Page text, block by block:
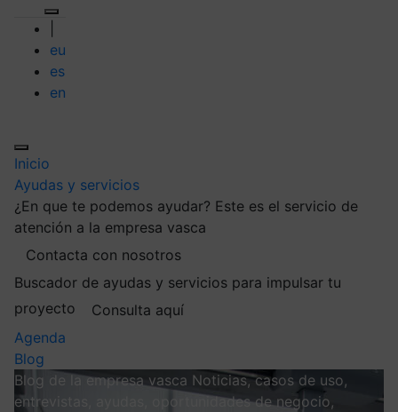
eu
es
en
Inicio
Ayudas y servicios
¿En que te podemos ayudar? Este es el servicio de
atención a la empresa vasca
Contacta con nosotros
Buscador de ayudas y servicios para impulsar tu
proyecto
Consulta aquí
Agenda
Blog
Blog de la empresa vasca Noticias, casos de uso,
entrevistas, ayudas, oportunidades de negocio,